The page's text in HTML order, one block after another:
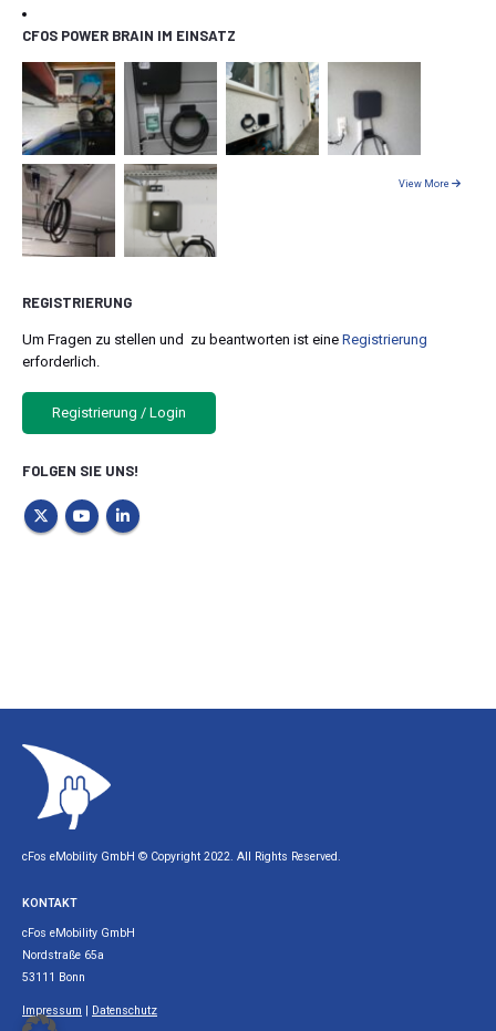
CFOS POWER BRAIN IM EINSATZ
View More
REGISTRIERUNG
Um Fragen zu stellen und zu beantworten ist eine Registrierung
erforderlich.
Registrierung / Login
FOLGEN SIE UNS!
cFos eMobility GmbH © Copyright 2022. All Rights Reserved.
KONTAKT
cFos eMobility GmbH
Nordstraße 65a
53111 Bonn
Impressum | Datenschutz